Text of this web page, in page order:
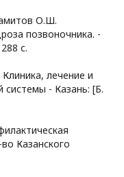
О.Ш.
позвоночника. -
с.
лечение и
системы - Казань: [Б.
Казанского